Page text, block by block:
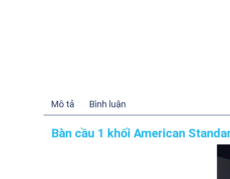
Mô tả Bình luận
Bàn cầu 1 khối American